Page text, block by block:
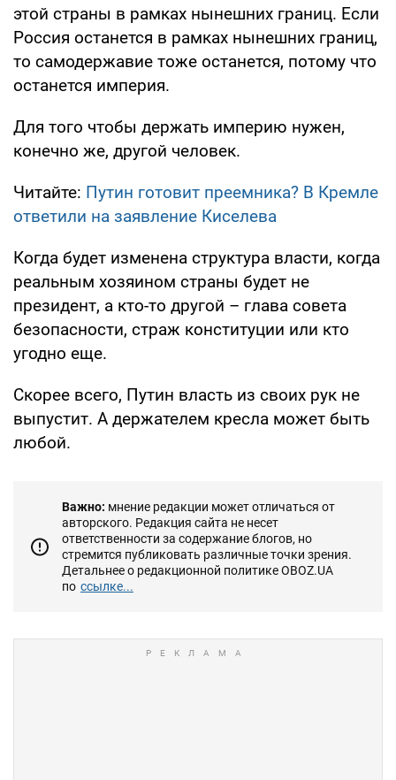
этой страны в рамках нынешних границ. Если
Россия останется в рамках нынешних границ,
то самодержавие тоже останется, потому что
останется империя.
Для того чтобы держать империю нужен,
конечно же, другой человек.
Читайте: Путин готовит преемника? В Кремле
ответили на заявление Киселева
Когда будет изменена структура власти, когда
реальным хозяином страны будет не
президент, а кто-то другой – глава совета
безопасности, страж конституции или кто
угодно еще.
Скорее всего, Путин власть из своих рук не
выпустит. А держателем кресла может быть
любой.
Важно: мнение редакции может отличаться от
авторского. Редакция сайта не несет
ответственности за содержание блогов, но
стремится публиковать различные точки зрения.
Детальнее о редакционной политике OBOZ.UA
по ссылке...